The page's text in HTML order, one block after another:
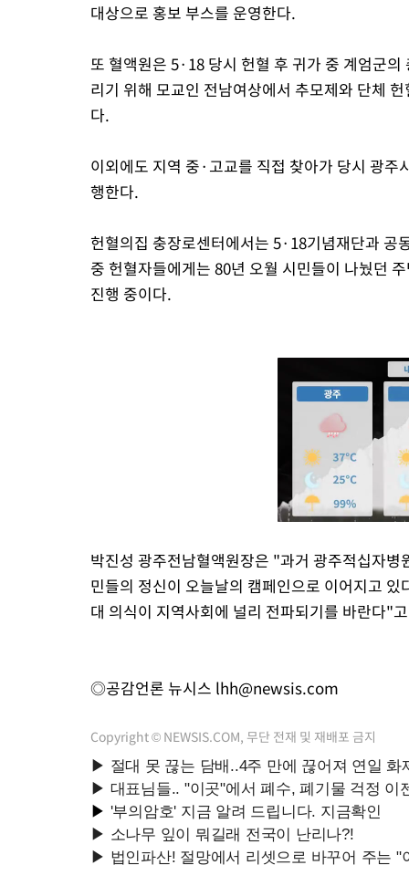
대상으로 홍보 부스를 운영한다.
또 혈액원은 5·18 당시 헌혈 후 귀가 중 계엄군
리기 위해 모교인 전남여상에서 추모제와 단체
다.
이외에도 지역 중·고교를 직접 찾아가 당시 광
행한다.
헌혈의집 충장로센터에서는 5·18기념재단과
중 헌혈자들에게는 80년 오월 시민들이 나눴던
진행 중이다.
박진성 광주전남혈액원장은 "과거 광주적십자
민들의 정신이 오늘날의 캠페인으로 이어지고
대 의식이 지역사회에 널리 전파되기를 바란다"
◎공감언론 뉴시스 lhh@newsis.com
Copyright © NEWSIS.COM, 무단 전재 및 재배포 금지